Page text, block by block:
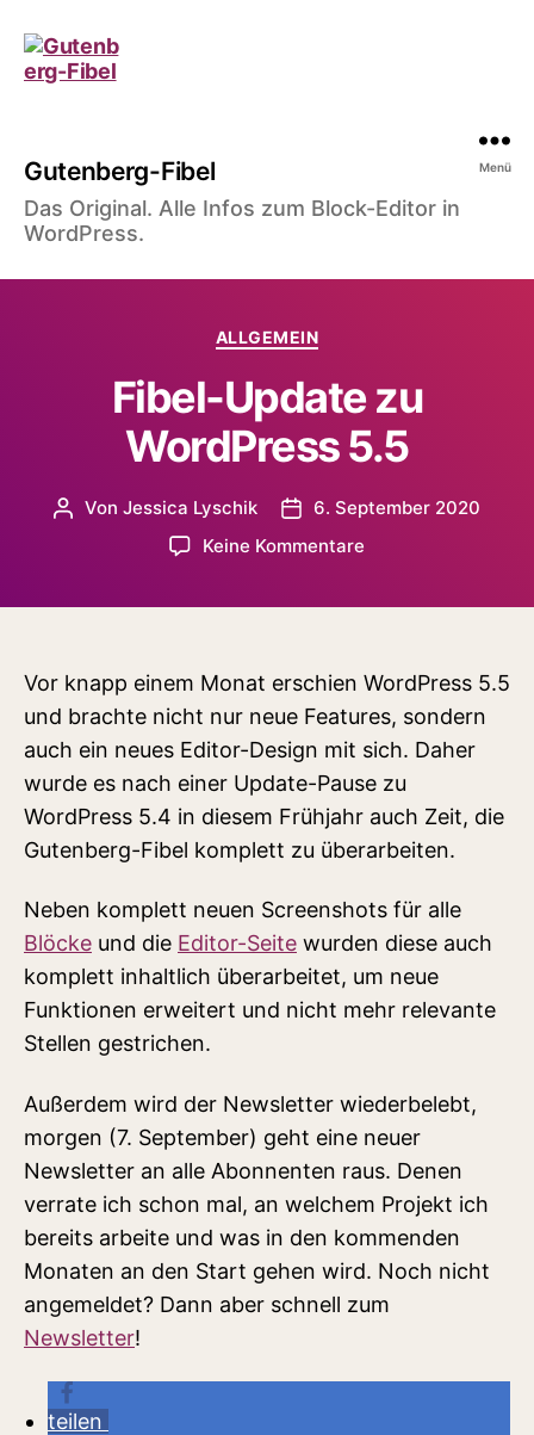
Gutenberg-Fibel
Das Original. Alle Infos zum Block-Editor in
WordPress.
Menü
Kategorien
ALLGEMEIN
Fibel-Update zu
WordPress 5.5
Beitragsautor
Von Jessica Lyschik Veröffentlichungsdatum
6. September 2020
Keine Kommentare
5.5
Vor knapp einem Monat erschien WordPress 5.5
und brachte nicht nur neue Features, sondern
auch ein neues Editor-Design mit sich. Daher
wurde es nach einer Update-Pause zu
WordPress 5.4 in diesem Frühjahr auch Zeit, die
Gutenberg-Fibel komplett zu überarbeiten.
Neben komplett neuen Screenshots für alle
Blöcke und die Editor-Seite wurden diese auch
komplett inhaltlich überarbeitet, um neue
Funktionen erweitert und nicht mehr relevante
Stellen gestrichen.
Außerdem wird der Newsletter wiederbelebt,
morgen (7. September) geht eine neuer
Newsletter an alle Abonnenten raus. Denen
verrate ich schon mal, an welchem Projekt ich
bereits arbeite und was in den kommenden
Monaten an den Start gehen wird. Noch nicht
angemeldet? Dann aber schnell zum
Newsletter!
teilen